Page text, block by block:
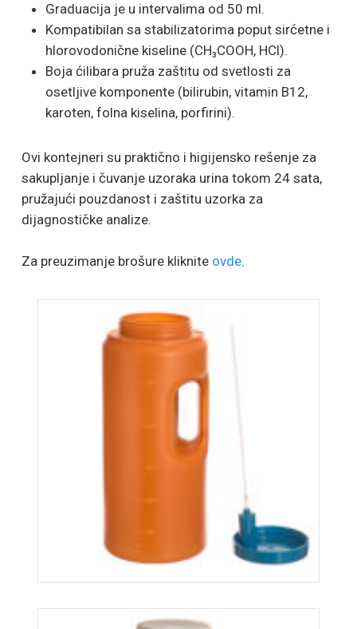
Graduacija je u intervalima od 50 ml.
Kompatibilan sa stabilizatorima poput sirćetne i
hlorovodonične kiseline (CH₃COOH, HCl).
Boja ćilibara pruža zaštitu od svetlosti za
osetljive komponente (bilirubin, vitamin B12,
karoten, folna kiselina, porfirini).
Ovi kontejneri su praktično i higijensko rešenje za
sakupljanje i čuvanje uzoraka urina tokom 24 sata,
pružajući pouzdanost i zaštitu uzorka za
dijagnostičke analize.
Za preuzimanje brošure kliknite ovde.